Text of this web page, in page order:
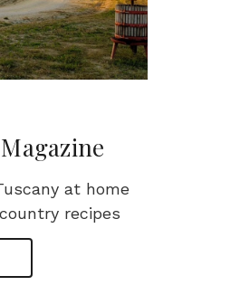
at home
recipes